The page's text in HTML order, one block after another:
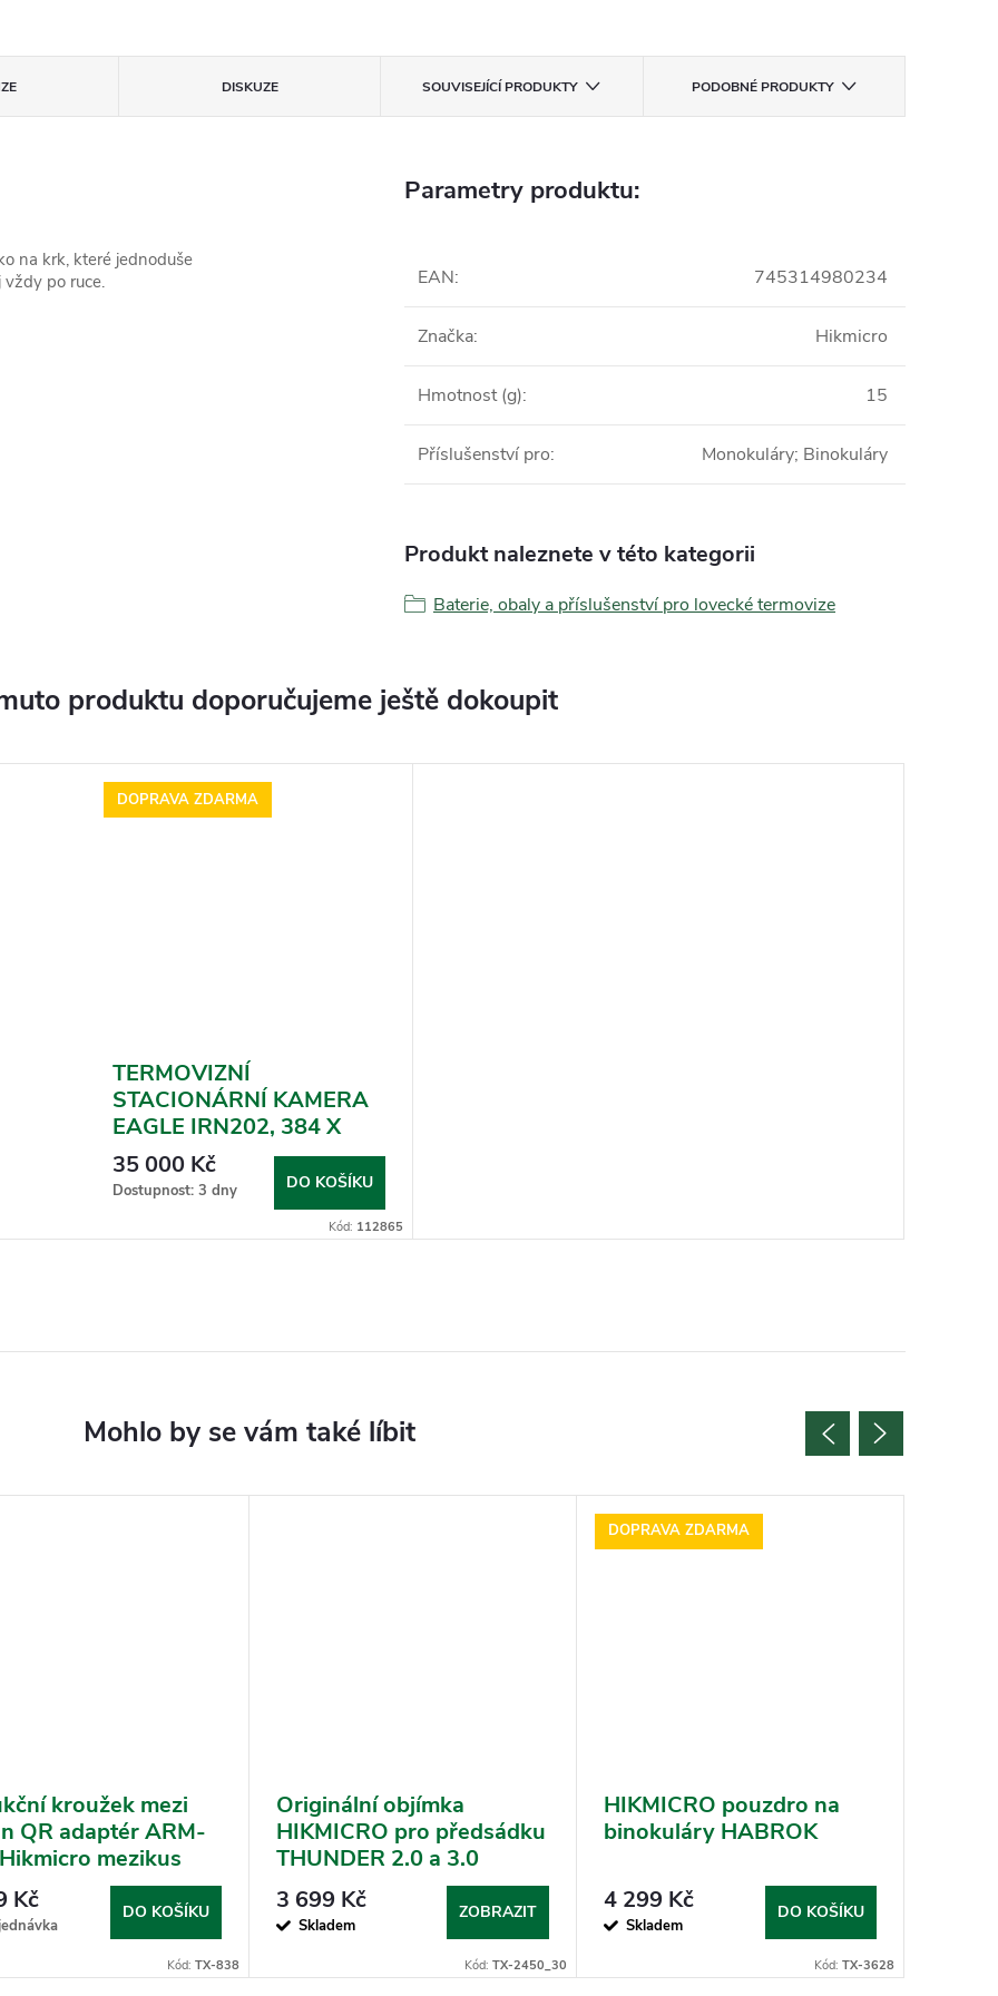
DISKUZE SOUVISEJÍCÍ PRODUKTY PODOBNÉ PRODUKTY
na krk, které jednoduše
po ruce.
Parametry produktu:
EAN: 745314980234
Značka: Hikmicro
Hmotnost (g): 15
Příslušenství pro: Monokuláry; Binokuláry
Produkt naleznete v této kategorii
Baterie, obaly a příslušenství pro lovecké termovize
produktu doporučujeme ještě dokoupit
DOPRAVA ZDARMA
TERMOVIZNÍ
STACIONÁRNÍ KAMERA
EAGLE IRN202, 384 X
288
35 000 Kč
Dostupnost: 3 dny DO KOŠÍKU
Kód: 112865
kroužek mezi
QR adaptér ARM-
mezikus
Kč
DO KOŠÍKU
Kód: TX-838
Originální objímka
HIKMICRO pro předsádku
THUNDER 2.0 a 3.0
Velikost objímky: 30 mm
3 699 Kč
Skladem
ZOBRAZIT
Kód: TX-2450_30
DOPRAVA ZDARMA
HIKMICRO pouzdro na
binokuláry HABROK
4 299 Kč
Skladem
DO KOŠÍKU
Kód: TX-3628